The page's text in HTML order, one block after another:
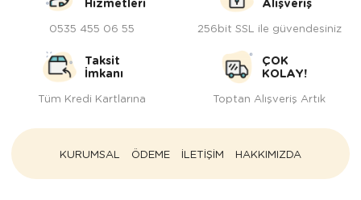
0535 455 06 55 256bit SSL ile güvendesiniz
Taksit
İmkanı
Tüm Kredi Kartlarına
ÇOK
KOLAY!
Toptan Alışveriş Artık
KURUMSAL ÖDEME İLETİŞİM HAKKIMIZDA